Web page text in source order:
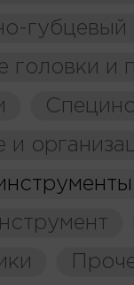
губцевый
головки и
и